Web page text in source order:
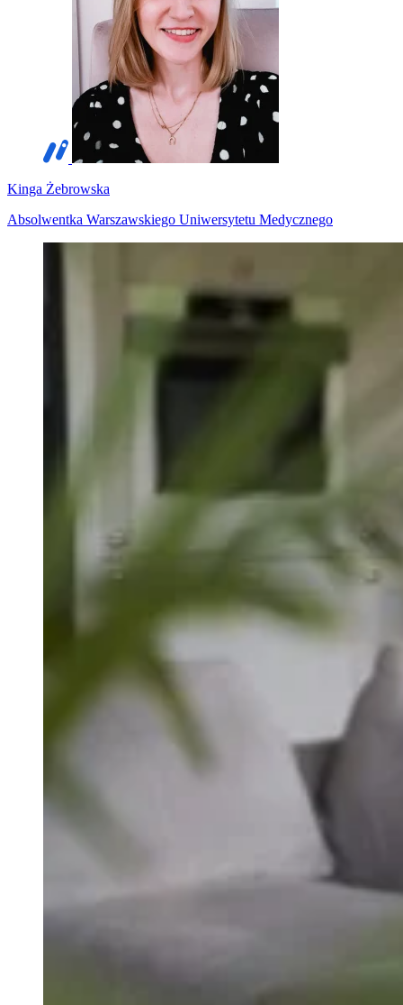
Kinga Żebrowska
Absolwentka Warszawskiego Uniwersytetu Medycznego